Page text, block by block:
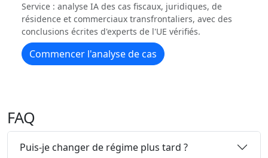
Service : analyse IA des cas fiscaux, juridiques, de
résidence et commerciaux transfrontaliers, avec des
conclusions écrites d'experts de l'UE vérifiés.
Commencer l'analyse de cas
FAQ
Puis-je changer de régime plus tard ?